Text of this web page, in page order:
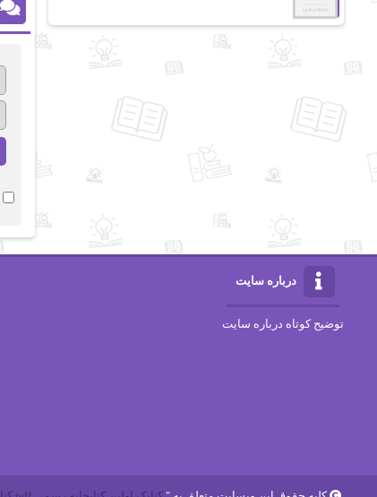
درباره سایت
توضیح کوتاه درباره سایت